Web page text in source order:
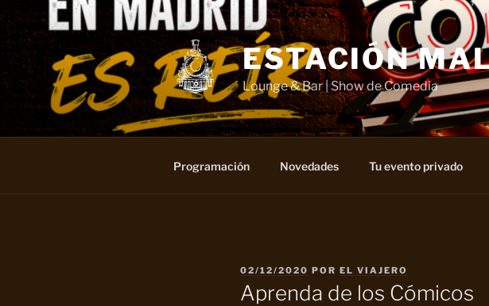
Saltar
al
contenido
ESTACIÓN
Lounge & Bar | Show de Comedia
Programación Novedades Tu evento privado
PUBLICADO
EL
02/12/2020 POR EL VIAJERO
Aprenda de los Cómicos